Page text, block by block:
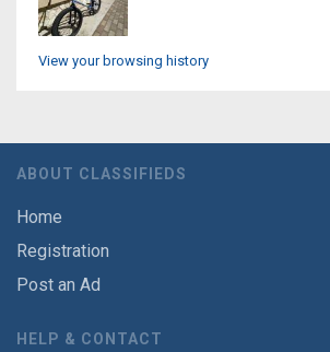
View your browsing history
ABOUT CLASSIFIEDS
Home
Registration
Post an Ad
HELP & CONTACT